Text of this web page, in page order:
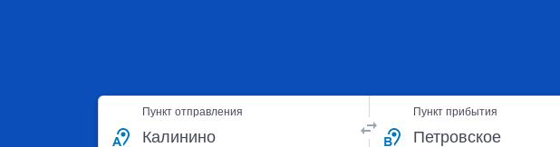
Пункт отправления Пункт прибытия